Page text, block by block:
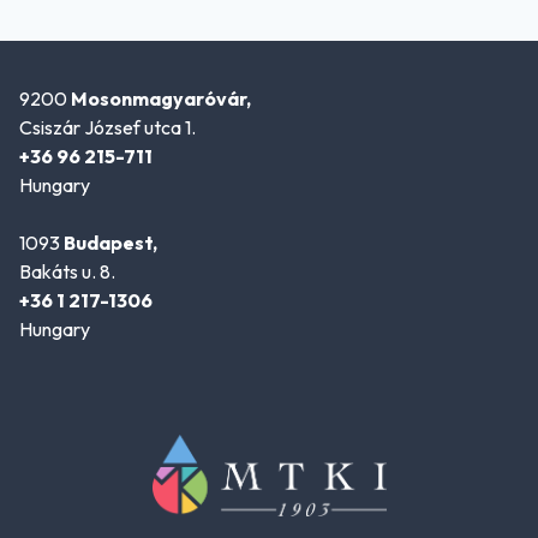
9200 Mosonmagyaróvár,
Csiszár József utca 1.
+36 96 215-711
Hungary
1093 Budapest,
Bakáts u. 8.
+36 1 217-1306
Hungary